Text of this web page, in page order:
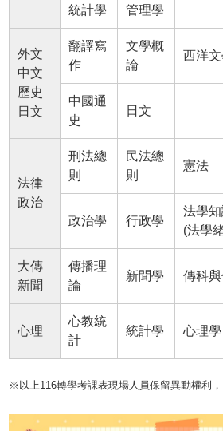
統計學 管理學
外文
中文
歷史
日文
翻譯寫
作
文學概
論
西洋
中國通
史
日文
法律
政治
刑法總
則
民法總
則
憲法
政治學 行政學
法學
(法學
大傳
新聞
傳播理
論
新聞學 傳科
心理
心教統
計
統計學 心理學
※以上116轉學考課表現場人員保留異動權利